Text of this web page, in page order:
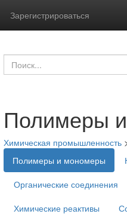
Зарегистрироваться
Полимеры
Химическая промышленность
Полимеры и мономеры
Органические соединения
Химические реактивы